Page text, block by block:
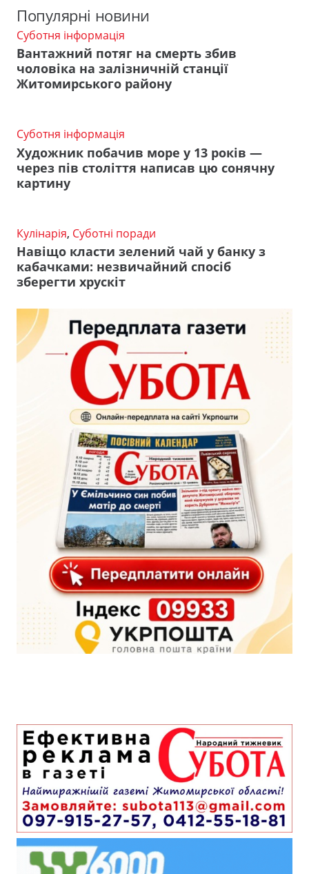
Популярні новини
Суботня інформація
Вантажний потяг на смерть збив
чоловіка на залізничній станції
Житомирського району
Суботня інформація
Художник побачив море у 13 років —
через пів століття написав цю сонячну
картину
Кулінарія, Суботні поради
Навіщо класти зелений чай у банку з
кабачками: незвичайний спосіб
зберегти хрускіт